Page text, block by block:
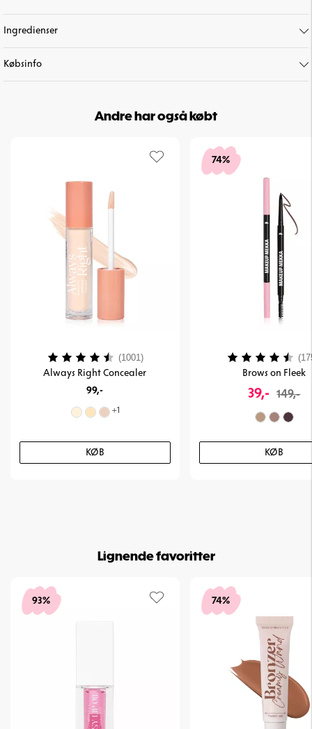
Art. nr:
Ingredienser
Købsinfo
Andre har også købt
Always Right Concealer
99,-
+1
KØB
Vurdering: (1001) 4.1 ud af 5 stjerner
74%
Brows on Fleek
39,- 149,-
KØB
Vurdering:
Lignende favoritter
93% 74%